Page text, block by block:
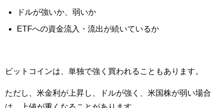
ドルが強いか、弱いか
ETFへの資金流入・流出が続いているか
ビットコインは、単独で強く買われることもあります。
ただし、米金利が上昇し、ドルが強く、米国株が弱い場合
は、上値が重くなることがあります。